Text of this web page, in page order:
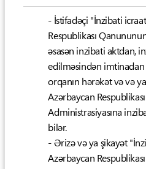
- İstifadəçi "İnzibati
Respublikası
əsasən inzibati aktdan,
edilməsindən
orqanın hərəkət və və
Azərbaycan
Administrasiyasına
bilər.
- Ərizə və ya şikayət
Azərbaycan